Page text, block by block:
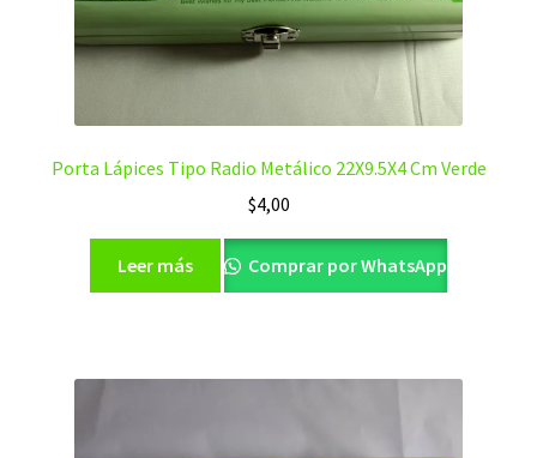
Porta Lápices Tipo Radio Metálico 22X9.5X4 Cm Verde
$4,00
Leer más Comprar por WhatsApp